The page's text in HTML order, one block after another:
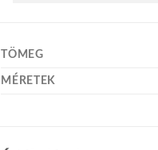
TÖMEG
MÉRETEK